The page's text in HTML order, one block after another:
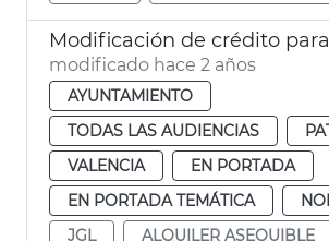
modificado hace 2 años
AYUNTAMIENTO
TODAS LAS AUDIENCIAS
VALENCIA
EN PORTADA
EN PORTADA TEMÁTICA
JGL
ALQUILER ASEQUIBLE